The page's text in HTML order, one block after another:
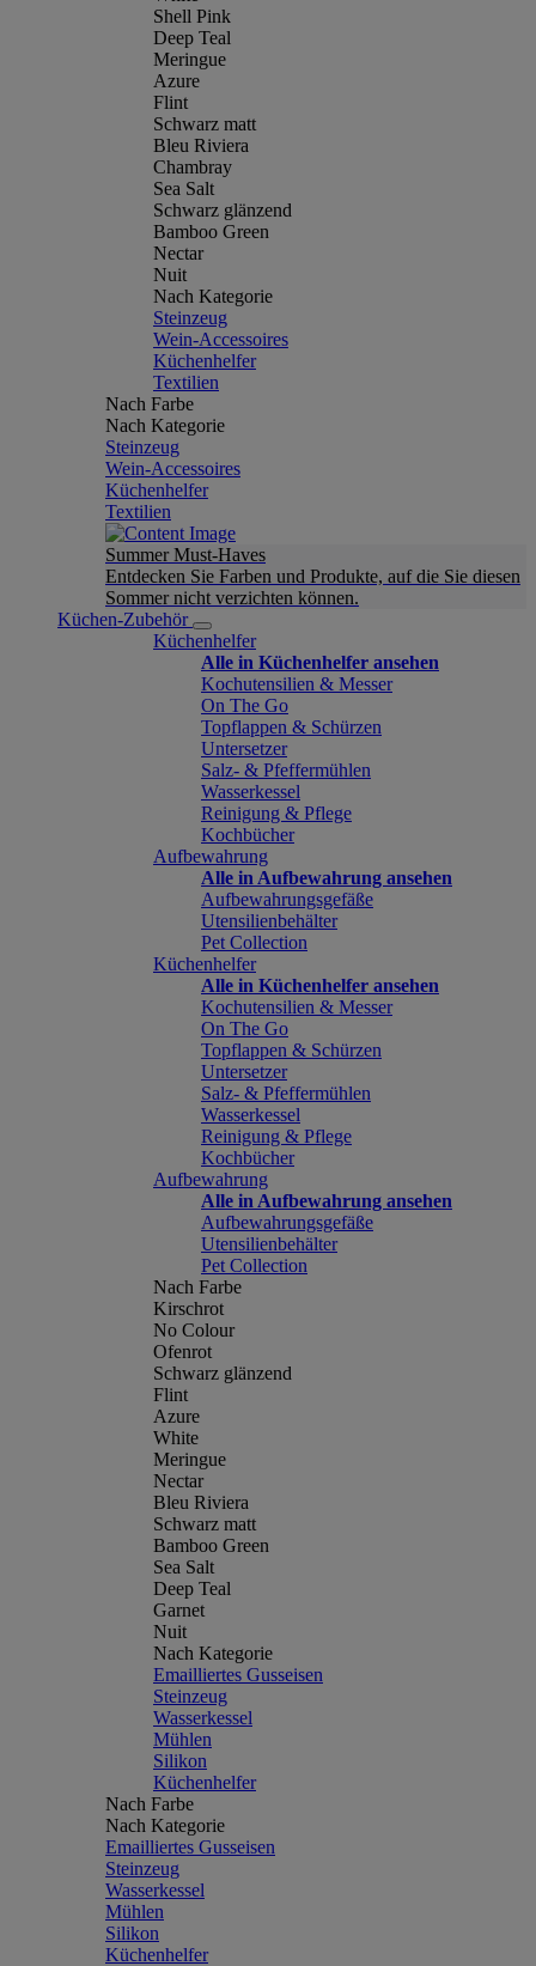
Shell Pink
Deep Teal
Meringue
Azure
Flint
Schwarz matt
Bleu Riviera
Chambray
Sea Salt
Schwarz glänzend
Bamboo Green
Nectar
Nuit
Nach Kategorie
Steinzeug
Wein-Accessoires
Küchenhelfer
Textilien
Nach Farbe
Nach Kategorie
Steinzeug
Wein-Accessoires
Küchenhelfer
Textilien
Summer Must-Haves
Entdecken Sie Farben und Produkte, auf die Sie diesen
Sommer nicht verzichten können.
Küchen-Zubehör
Küchenhelfer
Alle in Küchenhelfer ansehen
Kochutensilien & Messer
On The Go
Topflappen & Schürzen
Untersetzer
Salz- & Pfeffermühlen
Wasserkessel
Reinigung & Pflege
Kochbücher
Aufbewahrung
Alle in Aufbewahrung ansehen
Aufbewahrungsgefäße
Utensilienbehälter
Pet Collection
Küchenhelfer
Alle in Küchenhelfer ansehen
Kochutensilien & Messer
On The Go
Topflappen & Schürzen
Untersetzer
Salz- & Pfeffermühlen
Wasserkessel
Reinigung & Pflege
Kochbücher
Aufbewahrung
Alle in Aufbewahrung ansehen
Aufbewahrungsgefäße
Utensilienbehälter
Pet Collection
Nach Farbe
Kirschrot
No Colour
Ofenrot
Schwarz glänzend
Flint
Azure
White
Meringue
Nectar
Bleu Riviera
Schwarz matt
Bamboo Green
Sea Salt
Deep Teal
Garnet
Nuit
Nach Kategorie
Emailliertes Gusseisen
Steinzeug
Wasserkessel
Mühlen
Silikon
Küchenhelfer
Nach Farbe
Nach Kategorie
Emailliertes Gusseisen
Steinzeug
Wasserkessel
Mühlen
Silikon
Küchenhelfer